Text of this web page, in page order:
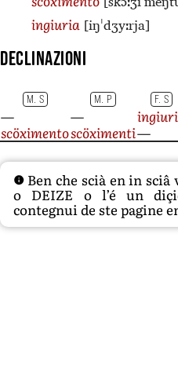
ingiuria [iŋˈdʒyːrja]
Declinazioni
M. S M. P F. S
— —
scöximentoscöximenti—
Ben che scià en in sciâ
o DEIZE o l’é un
contegnui de ste pagine